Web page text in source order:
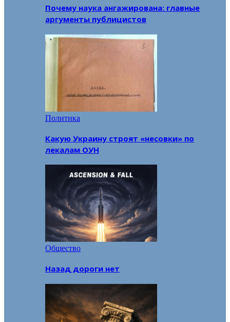
Почему наука ангажирована: главные
аргументы публицистов
Политика
Какую Украину строят «несовки» по
лекалам ОУН
Общество
Назад дороги нет